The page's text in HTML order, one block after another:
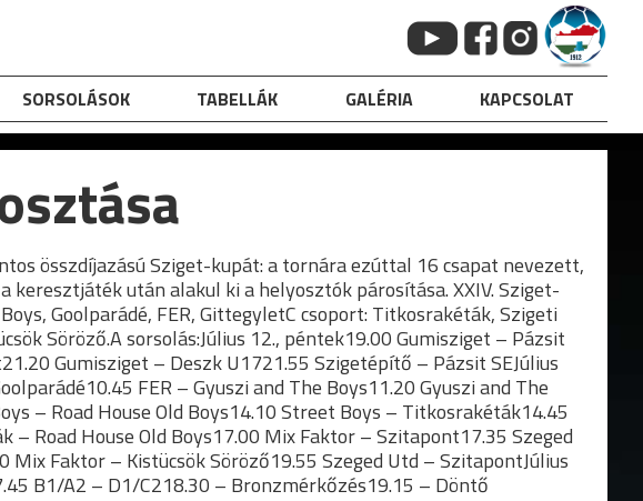
SORSOLÁSOK TABELLÁK GALÉRIA KAPCSOLAT
összdíjazású Sziget-kupát: a tornára ezúttal 16 csapat nevezett,
után alakul ki a helyosztók párosítása. XXIV. Sziget-
Goolparádé, FER, GittegyletC csoport: Titkosrakéták, Szigeti
Söröző.A sorsolás:Július 12., péntek19.00 Gumisziget – Pázsit
Gumisziget – Deszk U1721.55 Szigetépítő – Pázsit SEJúlius
FER – Gyuszi and The Boys11.20 Gyuszi and The
– Road House Old Boys14.10 Street Boys – Titkosrakéták14.45
Road House Old Boys17.00 Mix Faktor – Szitapont17.35 Szeged
Faktor – Kistücsök Söröző19.55 Szeged Utd – SzitapontJúlius
B1/A2 – D1/C218.30 – Bronzmérkőzés19.15 – Döntő